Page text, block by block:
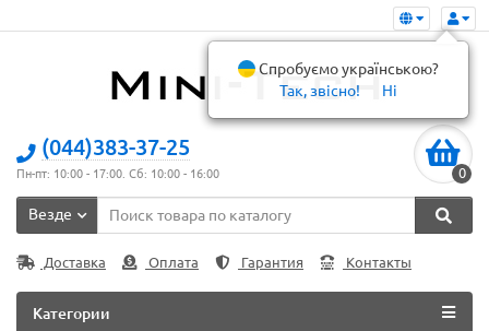
(044)383-37-25
Пн-пт: 10:00 - 17:00. Сб: 10:00 - 16:00 0
Везде
Доставка Оплата Гарантия Контакты
Категории
Спробуємо українською?
Так, звісно!
Ні